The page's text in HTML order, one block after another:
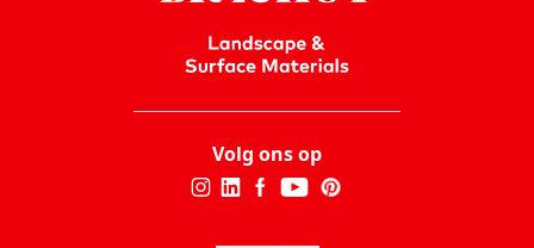
Volg ons op